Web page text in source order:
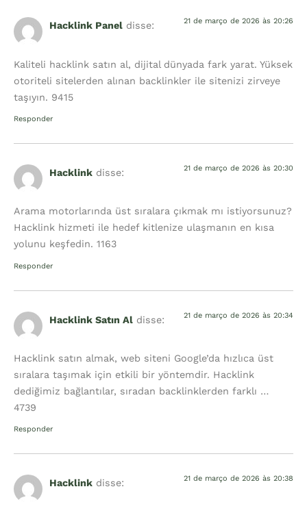
Hacklink Panel disse: 21 de março de 2026 às 20:26
Kaliteli hacklink satın al, dijital dünyada fark yarat. Yüksek
otoriteli sitelerden alınan backlinkler ile sitenizi zirveye
taşıyın. 9415
Responder
Hacklink disse: 21 de março de 2026 às 20:30
Arama motorlarında üst sıralara çıkmak mı istiyorsunuz?
Hacklink hizmeti ile hedef kitlenize ulaşmanın en kısa
yolunu keşfedin. 1163
Responder
Hacklink Satın Al disse: 21 de março de 2026 às 20:34
Hacklink satın almak, web siteni Google’da hızlıca üst
sıralara taşımak için etkili bir yöntemdir. Hacklink
dediğimiz bağlantılar, sıradan backlinklerden farklı …
4739
Responder
Hacklink disse: 21 de março de 2026 às 20:38